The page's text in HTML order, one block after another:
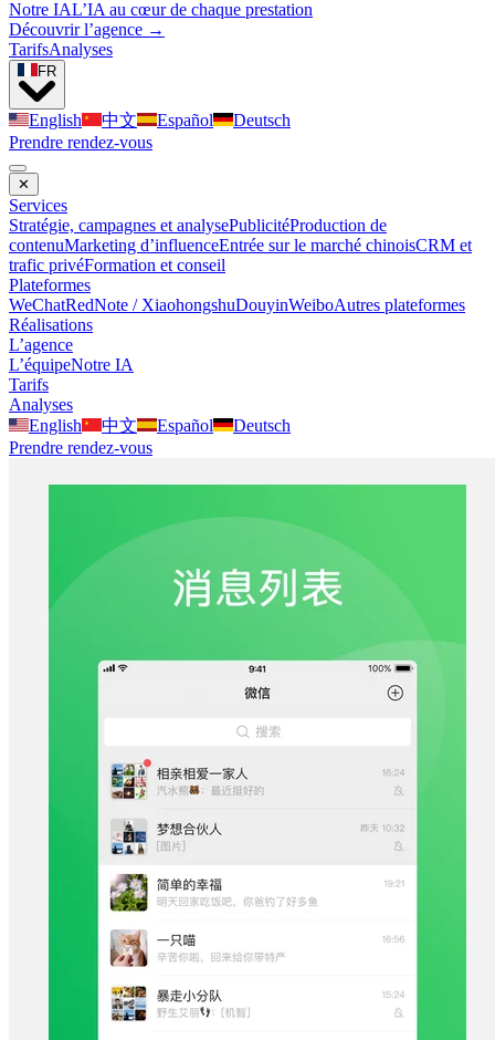
Notre IAL’IA au cœur de chaque prestation
Découvrir l’agence →
TarifsAnalyses
FR
English 中文 Español
Deutsch
Prendre rendez-vous
✕
Services
Stratégie, campagnes et analysePublicitéProduction de
contenuMarketing d’influenceEntrée sur le marché chinoisCRM et
trafic privéFormation et conseil
Plateformes
WeChatRedNote / XiaohongshuDouyinWeiboAutres plateformes
Réalisations
L’agence
L’équipeNotre IA
Tarifs
Analyses
English
中文 Español
Deutsch
Prendre rendez-vous